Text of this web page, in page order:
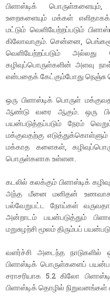
பிளாஸ்டிக்
உறைகளையும் மக்கள்
மட்டும் வெளியேற்றப்படும்
கிலோவாகும். சென்னை,
வெளியேற்றப்படும் அல்லது
கழிவுப்பொருள்களின் அளவு
என்பதைக் கேட்கும்போது நெஞ்சு
ஒரு பிளாஸ்டிக் பொருள்
ஆண்டு வரை ஆகும். ஒரு
பயன்படுத்தப்படும் நேரம்
மக்குவதற்கு
மக்காத களைகள்,
பொருள்களாக உள்ளன.
கடலில் கலக்கும் பிளாஸ்டிக்
அந்த மீனை மனிதன் உணவாக
பல்வேறுபட்ட நோய்கள்
அன்றாடம் பயன்படுத்தும்
மறுசுழற்சி மூலம் திரும்பப்
வளர்ச்சி அடைந்த நாடுகளில்
பிளாஸ்டிக் பொருள்களைப்
சராசரியாக 5.2 கிலோ
பிளாஸ்டிக் தொழில் நிறுவனங்கள்